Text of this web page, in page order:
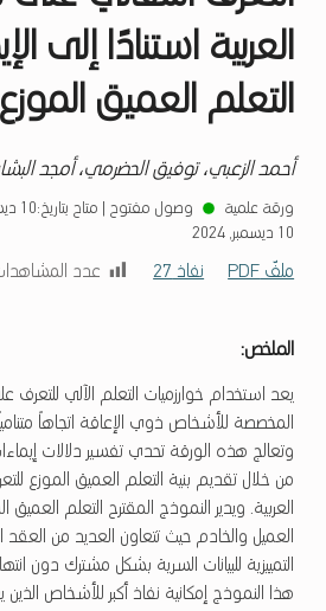
العربية استنادًا إلى
التعلم العميق الموزع
أحمد الزعبي، توفيق الحضرمي، أمجد
ورقة علمية وصول مفتوح متاح بتاريخ:10 ديسمبر, 2024
10 ديسمبر, 2024
ملفّ PDF نفاذ 27 عدد
الملخص:
يعد استخدام خوارزميات التعلم الآلي للتعرف
المخصصة للأشخاص ذوي الإعاقة اتجاهاً
وتعالج هذه الورقة تحدي تفسير دلالات
من خلال تقديم بنية التعلم العميق الموزع
العربية. ويدير النموذج المقترح التعلم
العميل والخادم حيث تتعاون العديد من العقد
التمييزية للبيانات السرية بشكل مشترك دون
هذا النموذج إمكانية نفاذ أكبر للأشخاص